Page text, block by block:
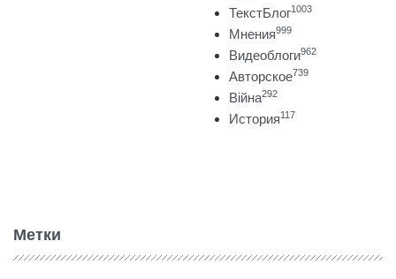
ТекстБлог1003
Мнения999
Видеоблоги962
Авторское739
Війна292
История117
Метки